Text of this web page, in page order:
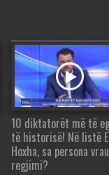
10 diktatorët më të
të historisë! Në listë
Hoxha, sa persona vrau
regjimi?